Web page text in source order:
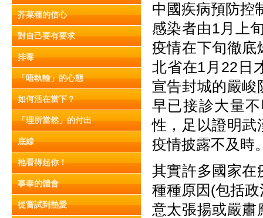
芥菜種的信心
對自己要有要求
排毒
「唔執輸」的心態
如何活在當下？
「理所當然」的付出
底線
祂看得起你！
事奉的體會
從嘗試到熱愛
中國疾病預防控
感染者由1月上
疫情在下旬徹底
北省在1月22日
宣告封城的嚴峻
早已接診大量
性，足以證明武
疫情披露不及時
其實許多國家在
種種原因(包括
意太張揚或嚴肅